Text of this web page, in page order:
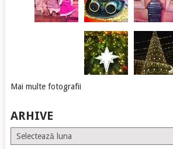
Mai multe fotografii
ARHIVE
Arhive